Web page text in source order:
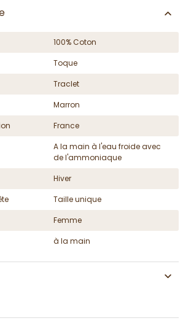
100% Coton
Toque
Traclet
Marron
France
A la main à l'eau froide avec
de l'ammoniaque
Hiver
Taille unique
Femme
à la main